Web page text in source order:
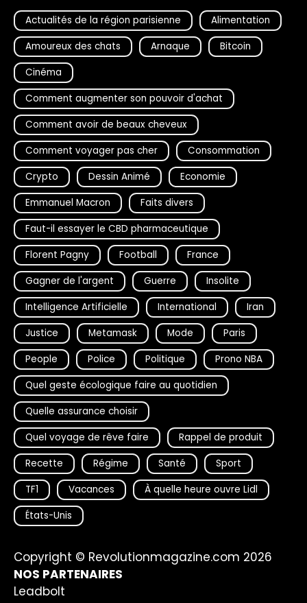
Actualités de la région parisienne
Alimentation
Amoureux des chats
Arnaque
Bitcoin
Cinéma
Comment augmenter son pouvoir d'achat
Comment avoir de beaux cheveux
Comment voyager pas cher
Consommation
Crypto
Dessin Animé
Economie
Emmanuel Macron
Faits divers
Faut-il essayer le CBD pharmaceutique
Florent Pagny
Football
France
Gagner de l'argent
Guerre
Insolite
Intelligence Artificielle
International
Iran
Justice
Metamask Mode
Paris
People
Police Politique
Prono NBA
Quel geste écologique faire au quotidien
Quelle assurance choisir
Quel voyage de rêve faire
Rappel de produit
Recette
Régime Santé
Sport
TF1
Vacances
À quelle heure ouvre Lidl
États-Unis
Copyright © Revolutionmagazine.com 2026
NOS PARTENAIRES
Leadbolt